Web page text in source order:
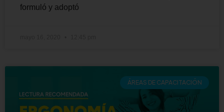
formuló y adoptó
ÁREAS DE CAPACITACIÓN